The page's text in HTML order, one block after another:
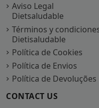
Aviso Legal
Dietsaludable
Términos y
Dietisaludable
Política de Cookies
Política de Envios
Política de Devoluções
CONTACT US